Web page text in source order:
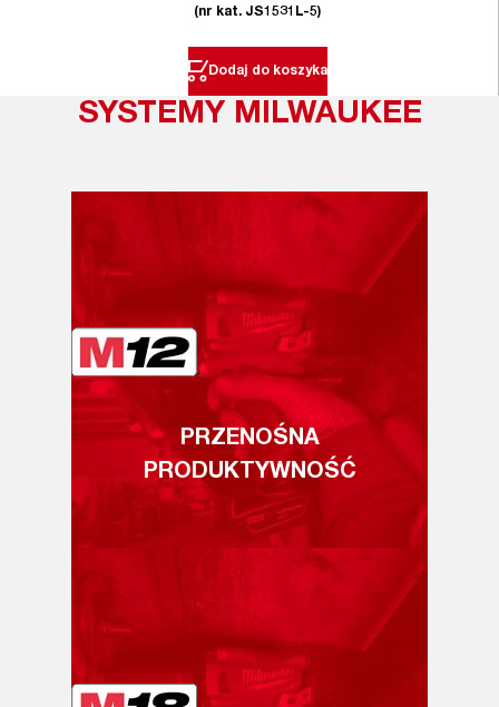
(nr kat. JS1531L-5)
Dodaj do koszyka
SYSTEMY MILWAUKEE
PRZENOŚNA
PRODUKTYWNOŚĆ